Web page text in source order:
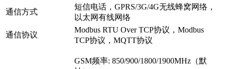
通信方式
短信电话，GPRS/3G/4G无线蜂窝网络，
以太网有线网络
通信协议
Modbus RTU Over TCP协议，Modbus
TCP协议，MQTT协议
GSM频率: 850/900/1800/1900MHz（默